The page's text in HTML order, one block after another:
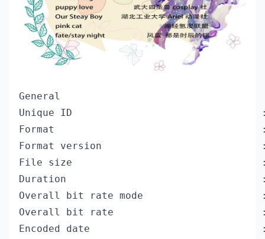
General
Unique ID                                :
Format                                   :
Format version                           :
File size                                :
Duration                                 :
Overall bit rate mode                    :
Overall bit rate                         : 4
Encoded date                             :